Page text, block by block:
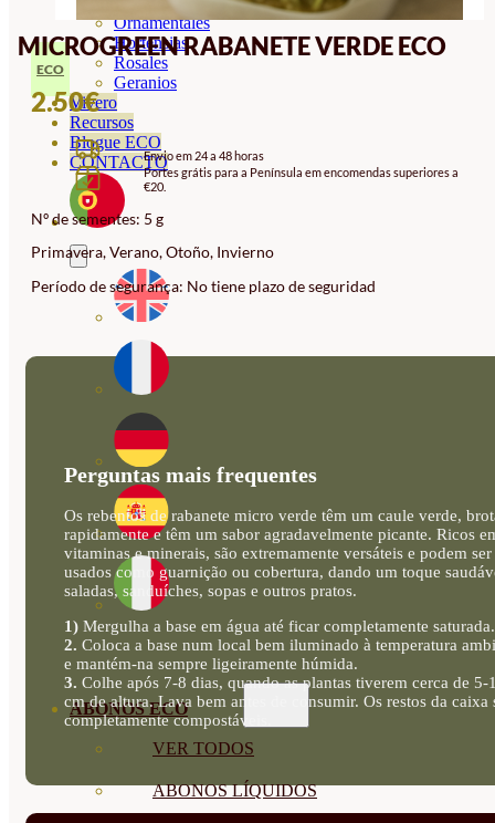
Ornamentales
Hortensias
Rosales
Geranios
Vivero
Recursos
Blogue ECO
CONTACTO
ABONOS ECO
VER TODOS
ABONOS LÍQUIDOS
MICROGREEN RABANETE VERDE ECO
ECO
2.50€
Envio em 24 a 48 horas
Portes grátis para a Península em encomendas superiores a
€20.
Nº de sementes: 5 g
Primavera, Verano, Otoño, Invierno
Período de segurança: No tiene plazo de seguridad
Perguntas mais frequentes
Os rebentos de rabanete micro verde têm um caule verde,
rapidamente e têm um sabor agradavelmente picante. Ricos
vitaminas e minerais, são extremamente versáteis e podem ser
usados como guarnição ou cobertura, dando um toque
saladas, sanduíches, sopas e outros pratos.
1) Mergulha a base em água até ficar completamente saturada.
2. Coloca a base num local bem iluminado à temperatura
e mantém-na sempre ligeiramente húmida.
3. Colhe após 7-8 dias, quando as plantas tiverem cerca de 5-
cm de altura. Lava bem antes de consumir. Os restos da caixa
completamente compostáveis.